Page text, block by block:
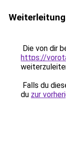
Die von dir
https://
Falls du
du zur